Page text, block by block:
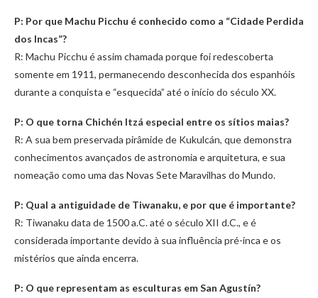
P: Por que Machu Picchu é conhecido como a “Cidade Perdida
dos Incas”?
R: Machu Picchu é assim chamada porque foi redescoberta
somente em 1911, permanecendo desconhecida dos espanhóis
durante a conquista e “esquecida” até o início do século XX.
P: O que torna Chichén Itzá especial entre os sítios maias?
R: A sua bem preservada pirâmide de Kukulcán, que demonstra
conhecimentos avançados de astronomia e arquitetura, e sua
nomeação como uma das Novas Sete Maravilhas do Mundo.
P: Qual a antiguidade de Tiwanaku, e por que é importante?
R: Tiwanaku data de 1500 a.C. até o século XII d.C., e é
considerada importante devido à sua influência pré-inca e os
mistérios que ainda encerra.
P: O que representam as esculturas em San Agustín?